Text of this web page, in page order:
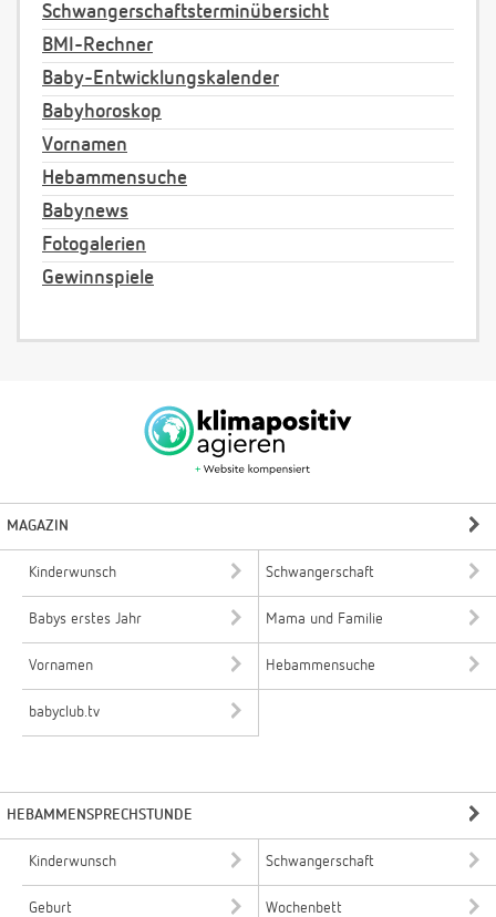
Schwangerschaftsterminübersicht
BMI-Rechner
Baby-Entwicklungskalender
Babyhoroskop
Vornamen
Hebammensuche
Babynews
Fotogalerien
Gewinnspiele
MAGAZIN
Kinderwunsch Schwangerschaft
Babys erstes Jahr Mama und Familie
Vornamen Hebammensuche
babyclub.tv
HEBAMMENSPRECHSTUNDE
Kinderwunsch Schwangerschaft
Geburt Wochenbett